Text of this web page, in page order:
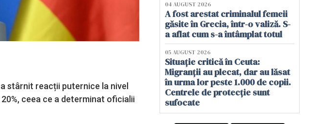
stârnit reacții puternice la nivel
ceea ce a determinat oficialii
04 AUGUST 2026
A fost arestat criminalul femeii
găsite în Grecia, într-o valiză. S-
a aflat cum s-a întâmplat totul
05 AUGUST 2026
Situație critică în Ceuta:
Migranții au plecat, dar au lăsat
în urma lor peste 1.000 de copii.
Centrele de protecție sunt
sufocate